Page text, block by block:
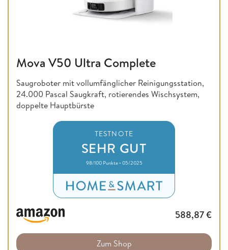
Mova V50 Ultra Complete
Saugroboter mit vollumfänglicher Reinigungsstation,
24.000 Pascal Saugkraft, rotierendes Wischsystem,
doppelte Hauptbürste
TESTNOTE
SEHR GUT
98/100 Punkte • 05/2025
588,87€
Zum Shop